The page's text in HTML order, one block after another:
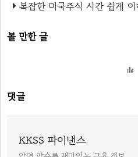
복잡한 미국주식 시간 쉽게 이해하기(시간
볼 만한 글
댓글
KKSS 파이낸스